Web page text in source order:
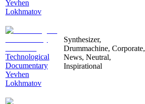
Yevhen
Lokhmatov
Technological
Documentary
Yevhen
Lokhmatov
Synthesizer,
Drummachine, Corporate,
News, Neutral,
Inspirational